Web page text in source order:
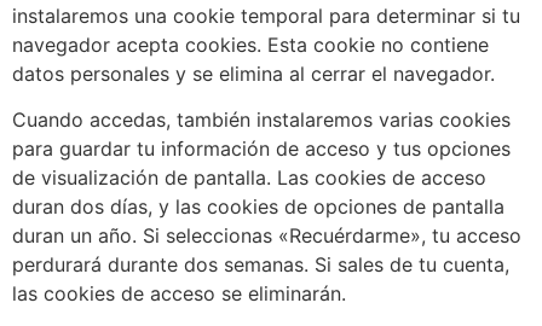
instalaremos una cookie temporal para determinar si tu
navegador acepta cookies. Esta cookie no contiene
datos personales y se elimina al cerrar el navegador.
Cuando accedas, también instalaremos varias cookies
para guardar tu información de acceso y tus opciones
de visualización de pantalla. Las cookies de acceso
duran dos días, y las cookies de opciones de pantalla
duran un año. Si seleccionas «Recuérdarme», tu acceso
perdurará durante dos semanas. Si sales de tu cuenta,
las cookies de acceso se eliminarán.